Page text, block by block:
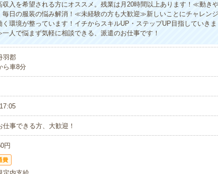
入を希望される方にオススメ。残業は月20時間以上あります！≪動き
日の服装の悩み解消！≪未経験の方も大歓迎≫新しいことにチャレン
く環境が整っています！イチからスキルUP・ステップUP目指していき
人で悩まず気軽に相談できる、派遣のお仕事です！
羽郡
ら車8分
仕事できる方、大歓迎！
円
費